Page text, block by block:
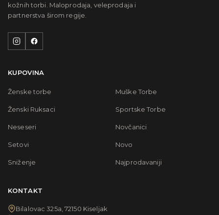
kožnih torbi. Maloprodaja, veleprodaja i
partnerstva širom regije.
KUPOVINA
Ženske torbe Muške Torbe
Ženski Ruksaci Sportske Torbe
Neseseri Novčanici
Setovi Novo
Sniženje Najprodavaniji
KONTAKT
Bilalovac 325a, 72150 Kiseljak